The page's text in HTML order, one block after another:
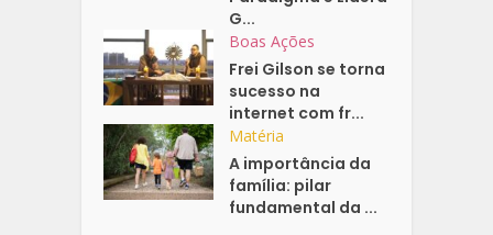
G...
Boas Ações
Frei Gilson se torna
sucesso na
internet com fr...
Matéria
A importância da
família: pilar
fundamental da ...